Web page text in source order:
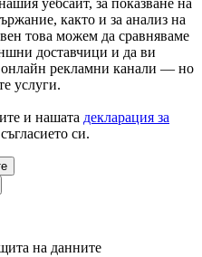
уебсайт, за показване на
както и за анализ на
това можем да сравняваме
доставчици и да ви
онлайн рекламни канали — но
услуги.
и нашата декларация за
си.
на данните